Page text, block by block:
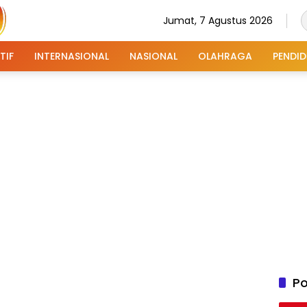
Jumat, 7 Agustus 2026
INTERNASIONAL NASIONAL OLAHRAGA